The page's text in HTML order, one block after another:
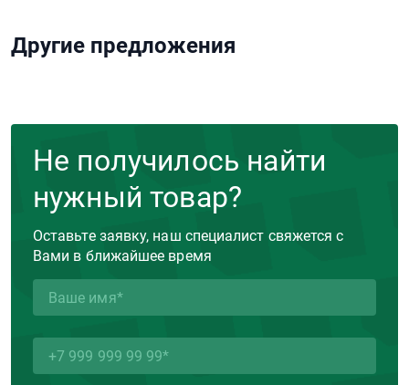
Другие предложения
Не получилось найти
нужный товар?
Оставьте заявку, наш специалист свяжется с
Вами в ближайшее время